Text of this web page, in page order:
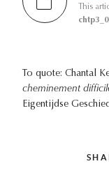
This
To quote: Chantal
cheminement
Eigentijdse